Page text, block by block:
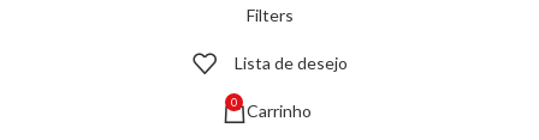
Filters
Lista de desejo
0 Carrinho